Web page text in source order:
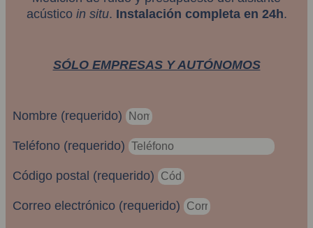
acústico in situ. Instalación completa en 24h.
SÓLO EMPRESAS Y AUTÓNOMOS
Nombre (requerido)
Teléfono (requerido)
Código postal (requerido)
Correo electrónico (requerido)